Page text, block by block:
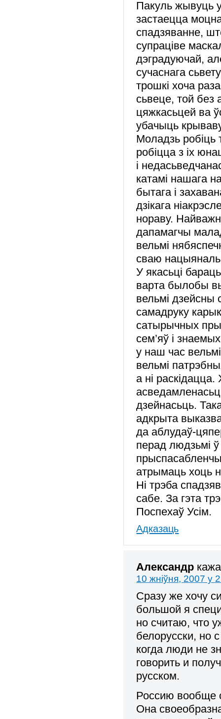
Пакуль жывуць
застаецца
спадзяванне,
супраціве
дэградуючай,
сучаснага
трошкі хоча
сьвеце, той без
цяжкасьцей ва
убачыць
Моладзь робіць
робіцца з іх
і
катамі нашага
бытага і
дзікага
нораву.
дапамагчы
вельмі
сваю
У якасьці
варта былобы
вельмі дзейсны
самадруку
сатырычных
сем’яў і
у наш час
вельмі
а ні
дзейнасьць.
адкрыта
да аблудаў-
перад людзьмі
атрымаць хоць
Ні трэба
сабе. За гэта
Поспехаў Усім.
Адказаць
Александр
10 жніўня, 2007 у
Сразу же хочу
большой я
но считаю, что
белорусски, но
когда люди не
говорить и
русском.
Россию вообще
Она